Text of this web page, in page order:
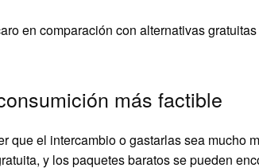
en comparación con alternativas
más factible
que el intercambio o gastarlas sea mucho
y los paquetes baratos se pueden